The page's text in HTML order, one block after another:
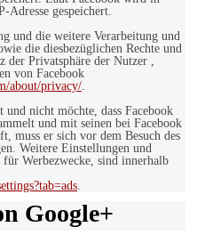
Adresse gespeichert.
und die weitere Verarbeitung und
die diesbezüglichen Rechte und
Privatsphäre der Nutzer ,
von Facebook
about/privacy/
nicht möchte, dass Facebook
und mit seinen bei Facebook
muss er sich vor dem Besuch des
Weitere Einstellungen und
Werbezwecke, sind innerhalb
Google+